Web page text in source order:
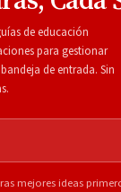
de educación
para gestionar
de entrada. Sin
mejores ideas